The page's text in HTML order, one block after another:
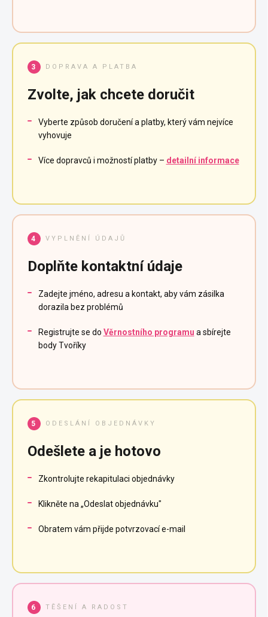
3 DOPRAVA A PLATBA
Zvolte, jak chcete doručit
Vyberte způsob doručení a platby, který vám nejvíce
vyhovuje
Více dopravců i možností platby – detailní informace
4 VYPLNĚNÍ ÚDAJŮ
Doplňte kontaktní údaje
Zadejte jméno, adresu a kontakt, aby vám zásilka
dorazila bez problémů
Registrujte se do Věrnostního programu a sbírejte
body Tvoříky
5 ODESLÁNÍ OBJEDNÁVKY
Odešlete a je hotovo
Zkontrolujte rekapitulaci objednávky
Klikněte na „Odeslat objednávku"
Obratem vám přijde potvrzovací e-mail
6 TĚŠENÍ A RADOST